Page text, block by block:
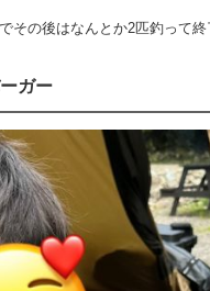
その後はなんとか2匹釣って終
ガー